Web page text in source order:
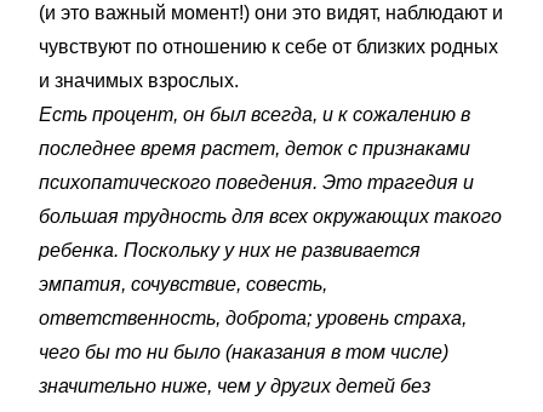
(и это важный момент!) они это видят, наблюдают и
чувствуют по отношению к себе от близких родных
и значимых взрослых.
Есть процент, он был всегда, и к сожалению в
последнее время растет, деток с признаками
психопатического поведения. Это трагедия и
большая трудность для всех окружающих такого
ребенка. Поскольку у них не развивается
эмпатия, сочувствие, совесть,
ответственность, доброта; уровень страха,
чего бы то ни было (наказания в том числе)
значительно ниже, чем у других детей без